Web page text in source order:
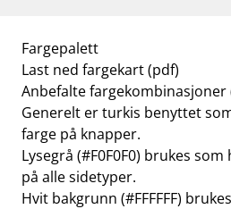
Fargepalett
Last ned fargekart (pdf)
Anbefalte fargekombinasjoner
Generelt er turkis benyttet
farge på knapper.
Lysegrå (#F0F0F0) brukes
på alle sidetyper.
Hvit bakgrunn (#FFFFFF)